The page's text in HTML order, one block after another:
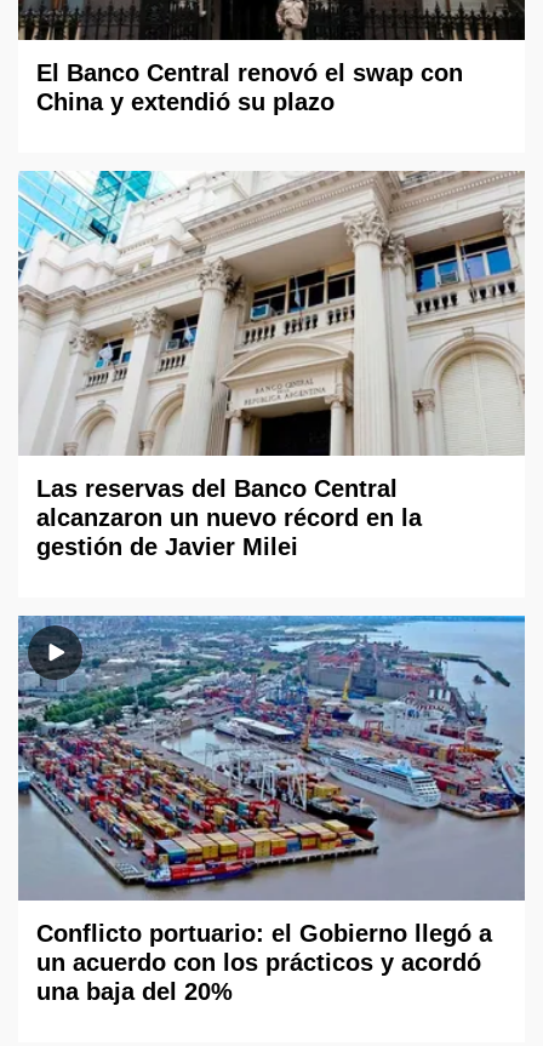
El Banco Central renovó el swap con
China y extendió su plazo
Las reservas del Banco Central
alcanzaron un nuevo récord en la
gestión de Javier Milei
Conflicto portuario: el Gobierno llegó a
un acuerdo con los prácticos y acordó
una baja del 20%